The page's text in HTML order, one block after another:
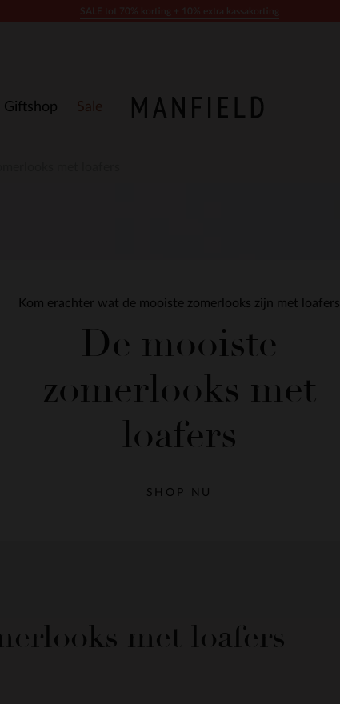
Giftshop Sale
met loafers
Kom erachter wat de mooiste zomerlooks zijn met loafers
De mooiste
zomerlooks met
loafers
SHOP NU